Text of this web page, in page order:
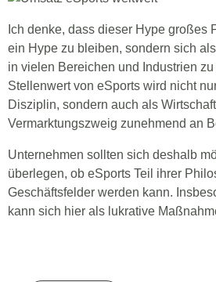
Ich denke, dass dieser Hype großes
ein Hype zu bleiben, sondern sich
in vielen Bereichen und Industrien
Stellenwert von eSports wird nicht
Disziplin, sondern auch als
Vermarktungszweig zunehmend an
Unternehmen sollten sich deshalb
überlegen, ob eSports Teil ihrer
Geschäftsfelder werden kann.
kann sich hier als lukrative